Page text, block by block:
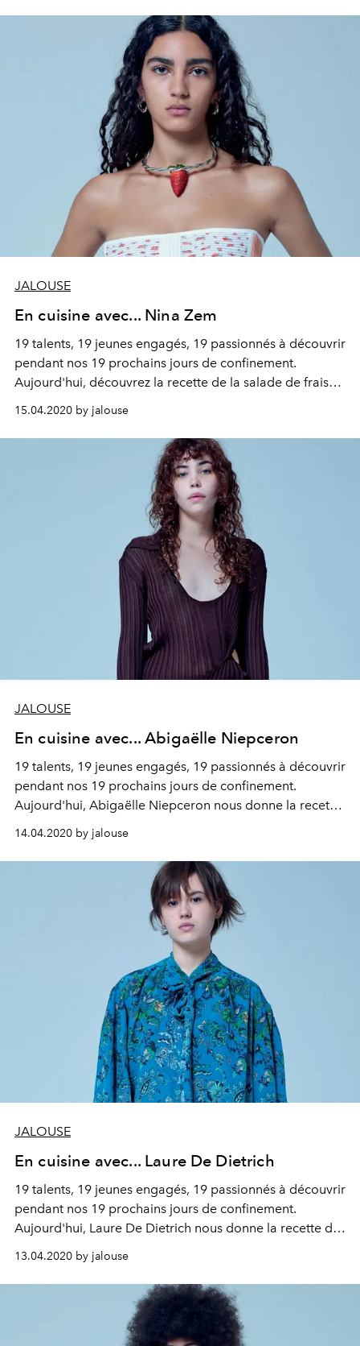
JALOUSE
En cuisine avec... Nina Zem
19 talents, 19 jeunes engagés, 19 passionnés à découvrir
pendant nos 19 prochains jours de confinement.
Aujourd'hui, découvrez la recette de la salade de fraises
à l'huile d'olive vanillée et citronnée de Nina Zem.
15.04.2020 by jalouse
JALOUSE
En cuisine avec... Abigaëlle Niepceron
19 talents, 19 jeunes engagés, 19 passionnés à découvrir
pendant nos 19 prochains jours de confinement.
Aujourd'hui, Abigaëlle Niepceron nous donne la recette
de ses courgettes à la grecque.
14.04.2020 by jalouse
JALOUSE
En cuisine avec... Laure De Dietrich
19 talents, 19 jeunes engagés, 19 passionnés à découvrir
pendant nos 19 prochains jours de confinement.
Aujourd'hui, Laure De Dietrich nous donne la recette de
son pesto de fanes de carottes.
13.04.2020 by jalouse